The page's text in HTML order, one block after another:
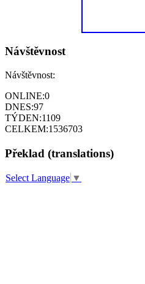
Návštěvnost
Návštěvnost:
ONLINE:0
DNES:97
TÝDEN:1109
CELKEM:1536703
Překlad (translations)
Select Language ▼